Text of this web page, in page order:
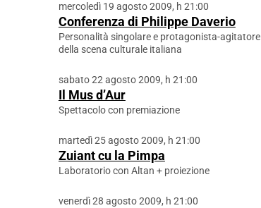
mercoledì 19 agosto 2009, h 21:00
Conferenza di Philippe Daverio
Personalità singolare e protagonista-agitatore
della scena culturale italiana
sabato 22 agosto 2009, h 21:00
Il Mus d’Aur
Spettacolo con premiazione
martedì 25 agosto 2009, h 21:00
Zuiant cu la Pimpa
Laboratorio con Altan + proiezione
venerdì 28 agosto 2009, h 21:00